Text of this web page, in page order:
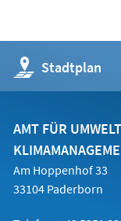
Stadtplan
(Öffnet
in
einem
Tab)
AMT FÜR
Am Hoppenhof 33
33104 Paderborn